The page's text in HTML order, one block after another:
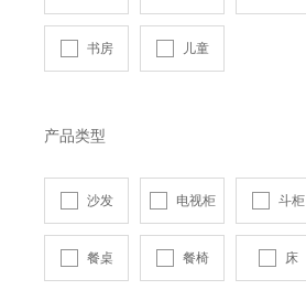
书房 儿童
产品类型
沙发 电视柜 斗柜
餐桌 餐椅 床